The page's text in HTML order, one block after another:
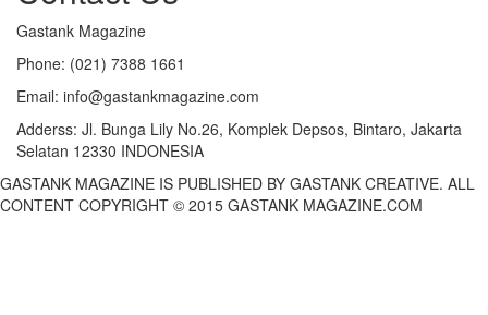
Gastank Magazine
Phone: (021) 7388 1661
Email: info@gastankmagazine.com
Adderss: Jl. Bunga Lily No.26, Komplek Depsos, Bintaro, Jakarta
Selatan 12330 INDONESIA
GASTANK MAGAZINE IS PUBLISHED BY GASTANK CREATIVE. ALL
CONTENT COPYRIGHT © 2015 GASTANK MAGAZINE.COM